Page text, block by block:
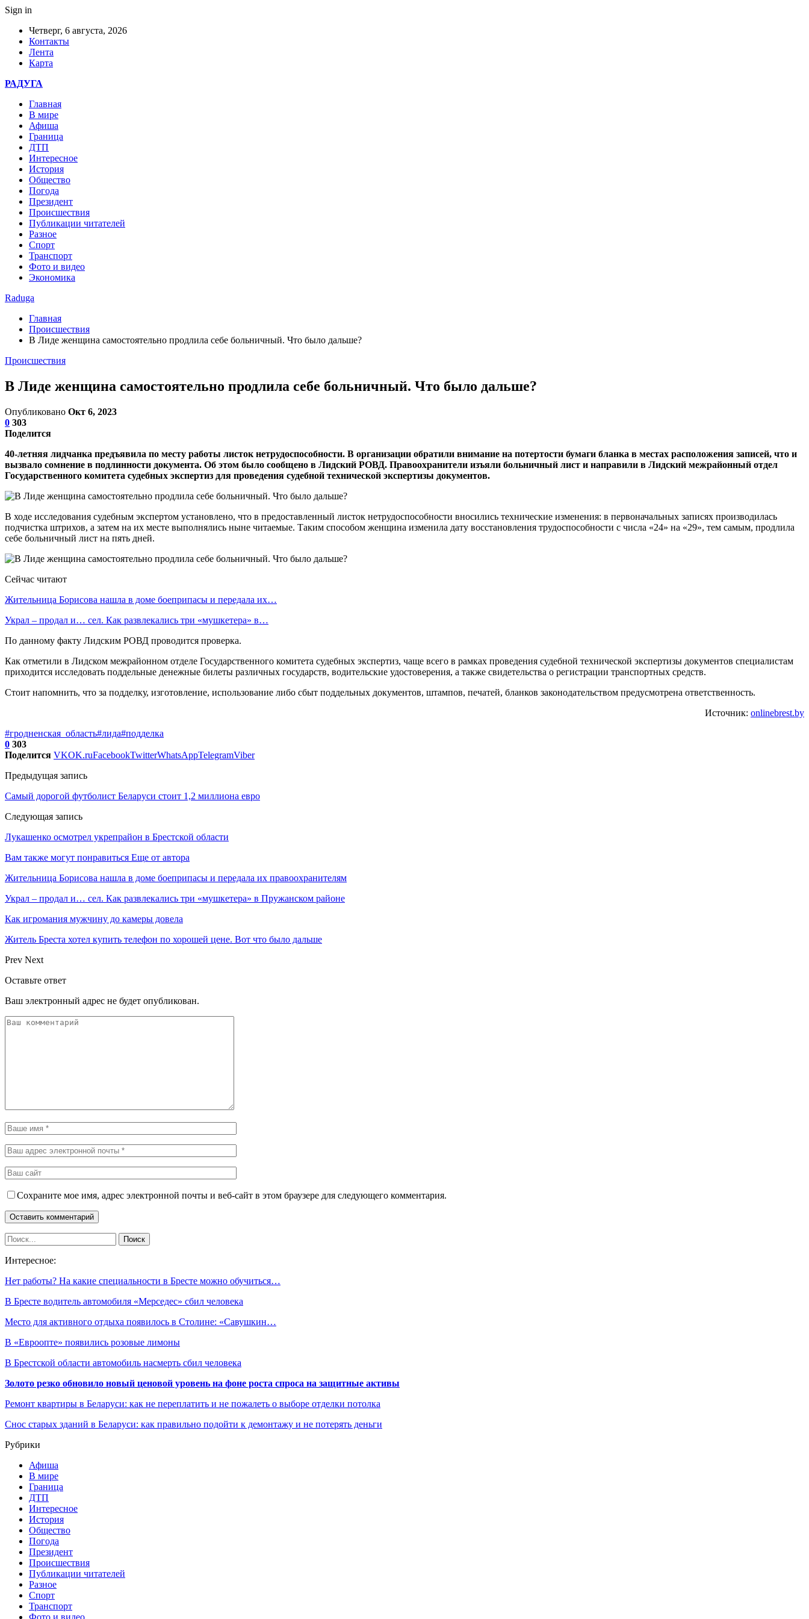
Sign in
Четверг, 6 августа, 2026
Контакты
Лента
Карта
РАДУГА
Главная
В мире
Афиша
Граница
ДТП
Интересное
История
Общество
Погода
Президент
Происшествия
Публикации читателей
Разное
Спорт
Транспорт
Фото и видео
Экономика
Raduga
Главная
Происшествия
В Лиде женщина самостоятельно продлила себе больничный. Что было дальше?
Происшествия
В Лиде женщина самостоятельно продлила себе больничный. Что было дальше?
Опубликовано Окт 6, 2023
0 303
Поделится
40-летняя лидчанка предъявила по месту работы листок нетрудоспособности. В организации обратили внимание на потертости бумаги бланка в местах расположения записей, что и
вызвало сомнение в подлинности документа. Об этом было сообщено в Лидский РОВД. Правоохранители изъяли больничный лист и направили в Лидский межрайонный отдел
Государственного комитета судебных экспертиз для проведения судебной технической экспертизы документов.
В ходе исследования судебным экспертом установлено, что в предоставленный листок нетрудоспособности вносились технические изменения: в первоначальных записях производилась
подчистка штрихов, а затем на их месте выполнялись ныне читаемые. Таким способом женщина изменила дату восстановления трудоспособности с числа «24» на «29», тем самым, продлила
себе больничный лист на пять дней.
Сейчас читают
Жительница Борисова нашла в доме боеприпасы и передала их…
Украл – продал и… сел. Как развлекались три «мушкетера» в…
По данному факту Лидским РОВД проводится проверка.
Как отметили в Лидском межрайонном отделе Государственного комитета судебных экспертиз, чаще всего в рамках проведения судебной технической экспертизы документов специалистам
приходится исследовать поддельные денежные билеты различных государств, водительские удостоверения, а также свидетельства о регистрации транспортных средств.
Стоит напомнить, что за подделку, изготовление, использование либо сбыт поддельных документов, штампов, печатей, бланков законодательством предусмотрена ответственность.
Источник: onlinebrest.by
#гродненская_область#лида#подделка
0 303
Поделится VKOK.ruFacebookTwitterWhatsAppTelegramViber
Предыдущая запись
Самый дорогой футболист Беларуси стоит 1,2 миллиона евро
Следующая запись
Лукашенко осмотрел укрепрайон в Брестской области
Вам также могут понравиться Еще от автора
Жительница Борисова нашла в доме боеприпасы и передала их правоохранителям
Украл – продал и… сел. Как развлекались три «мушкетера» в Пружанском районе
Как игромания мужчину до камеры довела
Житель Бреста хотел купить телефон по хорошей цене. Вот что было дальше
Prev Next
Оставьте ответ
Ваш электронный адрес не будет опубликован.
Сохраните мое имя, адрес электронной почты и веб-сайт в этом браузере для следующего комментария.
Интересное:
Нет работы? На какие специальности в Бресте можно обучиться…
В Бресте водитель автомобиля «Мерседес» сбил человека
Место для активного отдыха появилось в Столине: «Савушкин…
В «Евроопте» появились розовые лимоны
В Брестской области автомобиль насмерть сбил человека
Золото резко обновило новый ценовой уровень на фоне роста спроса на защитные активы
Ремонт квартиры в Беларуси: как не переплатить и не пожалеть о выборе отделки потолка
Снос старых зданий в Беларуси: как правильно подойти к демонтажу и не потерять деньги
Рубрики
Афиша
В мире
Граница
ДТП
Интересное
История
Общество
Погода
Президент
Происшествия
Публикации читателей
Разное
Спорт
Транспорт
Фото и видео